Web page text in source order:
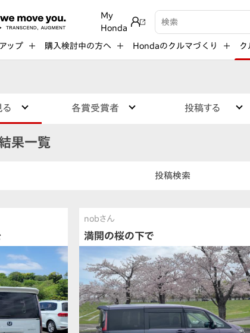
My
Honda
検索キーワード入力
ップ 購入検討中の方へ Hondaのクルマづくり ク
る 各賞受賞者 投稿する
果一覧
投稿検索
nobさん
満開の桜の下で